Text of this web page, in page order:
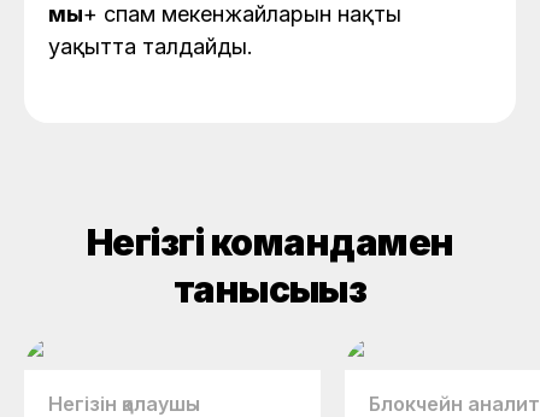
мың+ спам мекенжайларын нақты
уақытта талдайды.
Негізгі командамен
танысыңыз
Негізін қалаушы Блокчейн